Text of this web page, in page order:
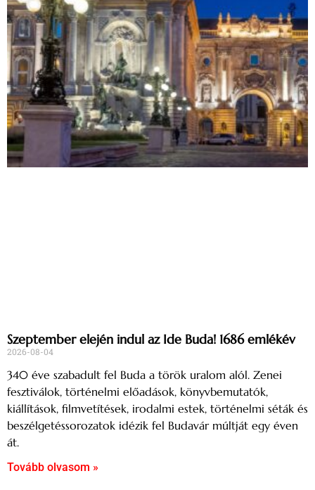
Szeptember elején indul az Ide Buda! 1686 emlékév
2026-08-04
340 éve szabadult fel Buda a török uralom alól. Zenei
fesztiválok, történelmi előadások, könyvbemutatók,
kiállítások, filmvetítések, irodalmi estek, történelmi séták és
beszélgetéssorozatok idézik fel Budavár múltját egy éven
át.
Tovább olvasom »